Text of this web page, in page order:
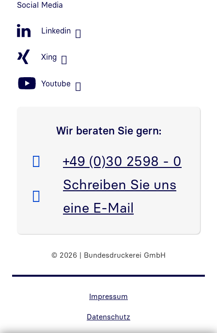
Social Media
Linkedin
Xing
Youtube
Wir beraten Sie gern:
Telefon:
+49 (0)30 2598 - 0
E-Mail:
Schreiben Sie uns
eine E-Mail
© 2026 | Bundesdruckerei GmbH
Impressum
Datenschutz